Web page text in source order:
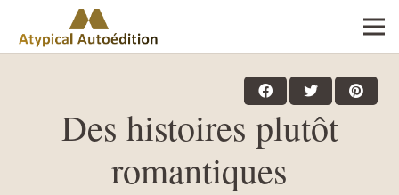
Des histoires plutôt
romantiques